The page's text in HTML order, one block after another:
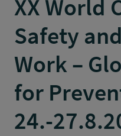
XX World
Safety
Work –
for
24.-